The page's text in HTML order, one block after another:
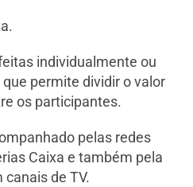
individualmente ou
permite dividir o valor
os participantes.
pelas redes
Caixa e também pela
de TV.